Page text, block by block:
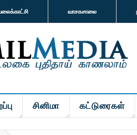
வாசகசாலை
சினிமா கட்டுரைகள்